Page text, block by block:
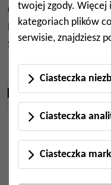
Czwartek
08.00 -
Piątek
08.00 -
Sobota
08.00 -
Mapa
twojej zgody. Więcej
kategoriach plików
serwisie, znajdziesz
Ciasteczka
Ciasteczka
Ciasteczka